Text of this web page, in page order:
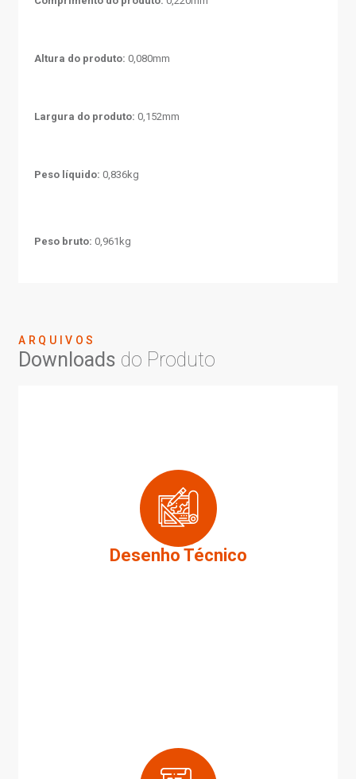
Altura do produto: 0,080mm
Largura do produto: 0,152mm
Peso líquido: 0,836kg
Peso bruto: 0,961kg
ARQUIVOS
Downloads do Produto
Desenho Técnico